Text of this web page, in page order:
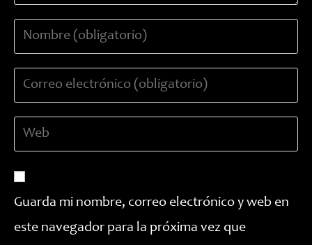
usuario
para
de
para
comentar
(opcional)
Guarda mi nombre, correo electrónico y web en
este navegador para la próxima vez que